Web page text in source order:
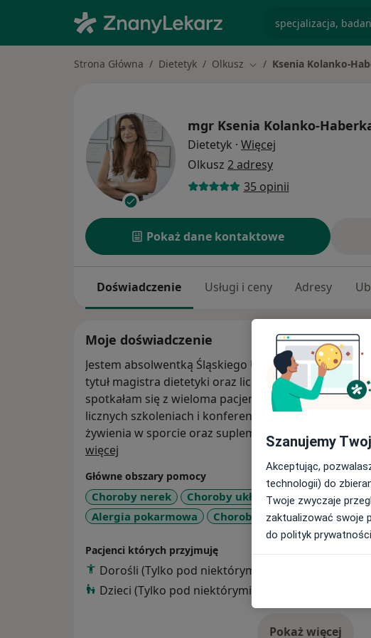
Strona Główna Dietetyk Olkusz Zmień miasto
Ksenia Kolanko-
mgr Ksenia Kolanko-
Dietetyk · Więcej
Olkusz 2 adresy
35 opinii
Pokaż dane kontaktowe
Doświadczenie Usługi i ceny Adresy
Moje doświadczenie
Jestem absolwentką Śląskiego Uniwersytetu
tytuł magistra dietetyki oraz licencjat zdrowia
spotkałam się z wieloma pacjentami o różnorodnych
licznych szkoleniach i konferencjach, dotyczących
żywienia w sporcie oraz suplementów diety.
więcej
Główne obszary pomocy
Choroby nerek Choroby układu krążenia
Alergia pokarmowa
Choroby przewodu
Pacjenci których przyjmuję
Dorośli (Tylko pod niektórymi adresami)
Dzieci (Tylko pod niektórymi adresami)
Pokaż więcej
Szanujemy
Akceptując,
technologii) do
Twoje zwyczaje
zaktualizować swoje
do polityk